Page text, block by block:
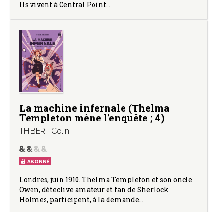
Ils vivent à Central Point…
La machine infernale (Thelma
Templeton mène l’enquête ; 4)
THIBERT Colin
ABONNÉ
Londres, juin 1910. Thelma Templeton et son oncle
Owen, détective amateur et fan de Sherlock
Holmes, participent, à la demande…